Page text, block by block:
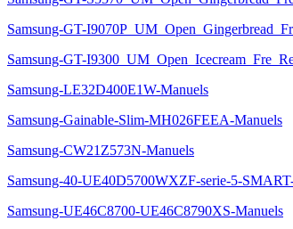
Samsung-GT-
Samsung-GT-
Samsung-LE32D400E1W-Manuels
Samsung-Gainable-Slim-MH026FEEA-Manuels
Samsung-CW21Z573N-Manuels
Samsung-40-UE40D5700WXZF-serie-5-
Samsung-UE46C8700-UE46C8790XS-Manuels